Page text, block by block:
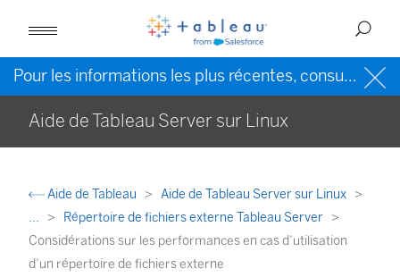
Pour les informations les plus récentes, consultez l’
Aide de Tableau Server sur Linux
Aide de Tableau
Aide de Tableau Server sur Linux
...
Répertoire de fichiers externe Tableau Server
Considérations sur les performances en cas d’utilisation
d’un répertoire de fichiers externe